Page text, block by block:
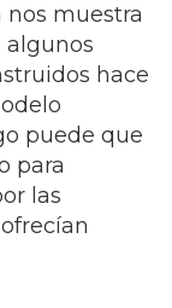
muestra
algunos
hace
puede que
para
las